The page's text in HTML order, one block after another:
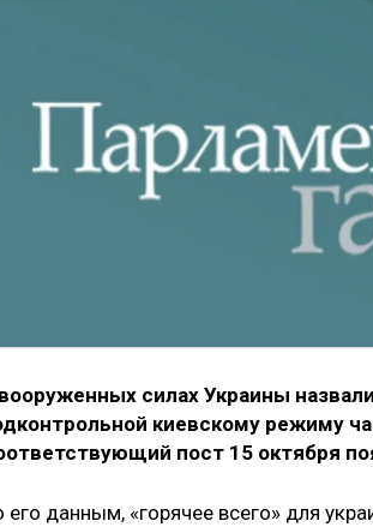
силах Украины
киевскому режиму
пост 15 октября
его данным, «горячее всего» для